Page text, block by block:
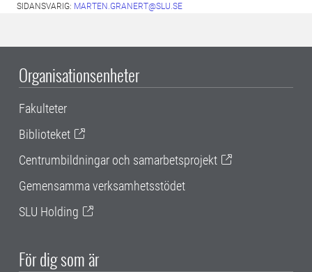
SIDANSVARIG: MARTEN.GRANERT@SLU.SE
Organisationsenheter
Fakulteter
Biblioteket
Centrumbildningar och samarbetsprojekt
Gemensamma verksamhetsstödet
SLU Holding
För dig som är